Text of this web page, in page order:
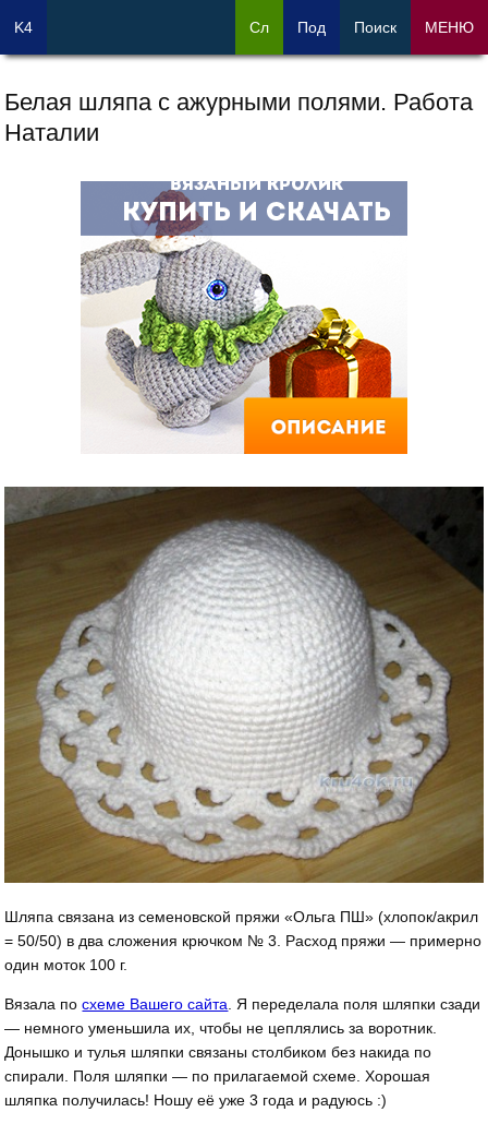
Белая шляпа с ажурными полями. Работа
Наталии
Шляпа связана из семеновской пряжи «Ольга ПШ» (хлопок/акрил
= 50/50) в два сложения крючком № 3. Расход пряжи — примерно
один моток 100 г.
Вязала посхеме Вашего сайта . Я переделала поля шляпки сзади
— немного уменьшила их, чтобы не цеплялись за воротник.
Донышко и тулья шляпки связаны столбиком без накида по
спирали. Поля шляпки — по прилагаемой схеме. Хорошая
шляпка получилась! Ношу её уже 3 года и радуюсь :)
K4 Сл Под Поиск МЕНЮ